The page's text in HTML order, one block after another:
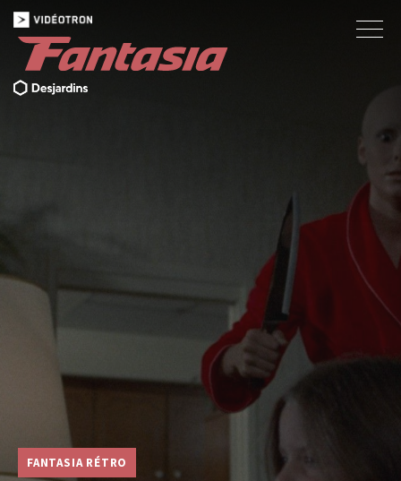
FANTASIA RÉTRO